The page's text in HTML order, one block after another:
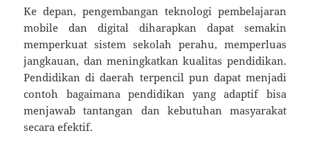
Ke depan, pengembangan teknologi pembelajaran
mobile dan digital diharapkan dapat semakin
memperkuat sistem sekolah perahu, memperluas
jangkauan, dan meningkatkan kualitas pendidikan.
Pendidikan di daerah terpencil pun dapat menjadi
contoh bagaimana pendidikan yang adaptif bisa
menjawab tantangan dan kebutuhan masyarakat
secara efektif.